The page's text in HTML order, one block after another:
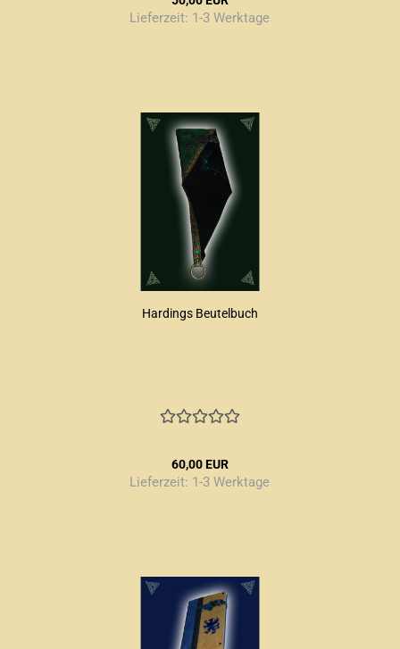
Lieferzeit: 1-3 Werktage
Hardings Beutelbuch
60,00 EUR
Lieferzeit: 1-3 Werktage